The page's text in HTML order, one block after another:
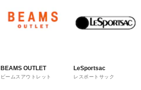
BEAMS OUTLET
ビームスアウトレット
LeSportsac
レスポートサック